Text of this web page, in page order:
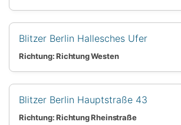
Blitzer Berlin Hallesches Ufer
Richtung: Richtung Westen
Blitzer Berlin Hauptstraße 43
Richtung: Richtung Rheinstraße